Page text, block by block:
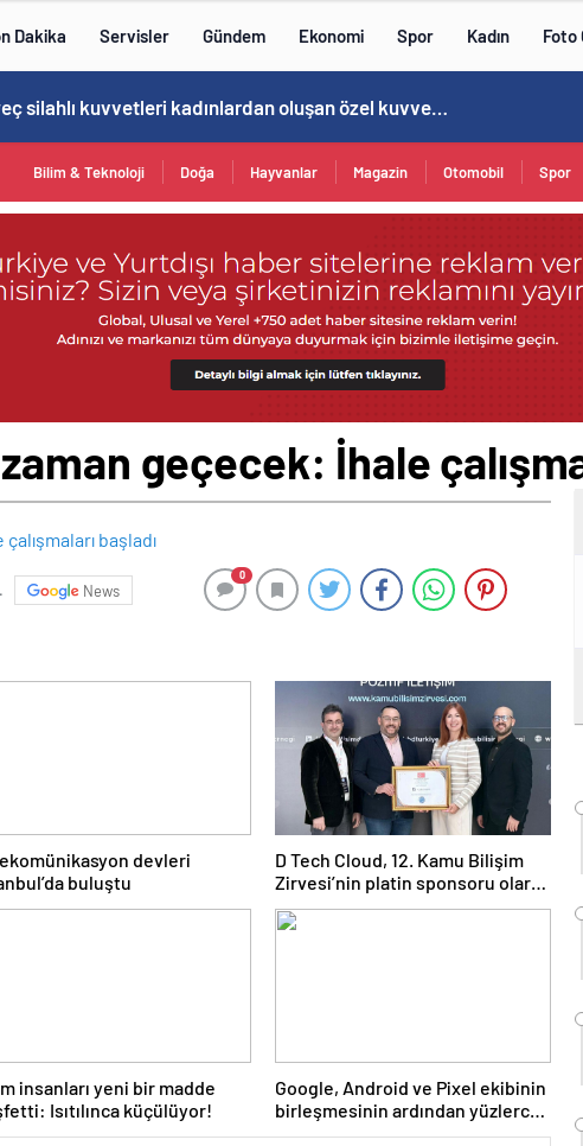
Dakika Servisler Gündem Ekonomi Spor Kadın Foto
Norweç silahlı kuvvetleri kadınlardan oluşan özel kuvvetler eğitimlerini başlattı.
Bilim & Teknoloji Doğa Hayvanlar Magazin Otomobil Spor
geçecek: İhale
News
0
devleri
buluştu
D Tech Cloud, 12. Kamu Bilişim
Zirvesi’nin platin sponsoru olarak
dijital geleceğe yön verdi
insanları yeni bir madde
Isıtılınca küçülüyor!
Google, Android ve Pixel ekibinin
birleşmesinin ardından yüzlerce
kişiyi işten çıkardı